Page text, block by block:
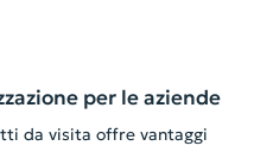
per le aziende
da visita offre vantaggi